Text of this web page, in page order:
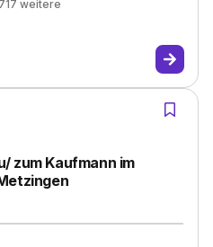
weitere
zum Kaufmann im